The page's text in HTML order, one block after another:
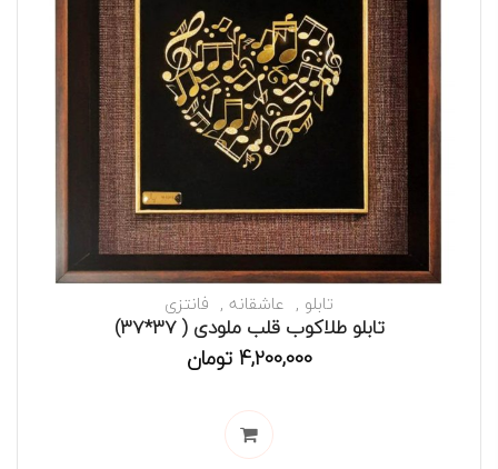
تابلو عاشقانه فانتزی
تابلو طلاکوب قلب ملودی ( 37*37)
4,200,000 تومان